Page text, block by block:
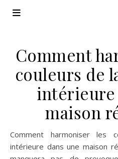
Comment
couleurs de
intérieure
maison
Comment harmoniser les couleurs de la décoration
intérieure dans une maison